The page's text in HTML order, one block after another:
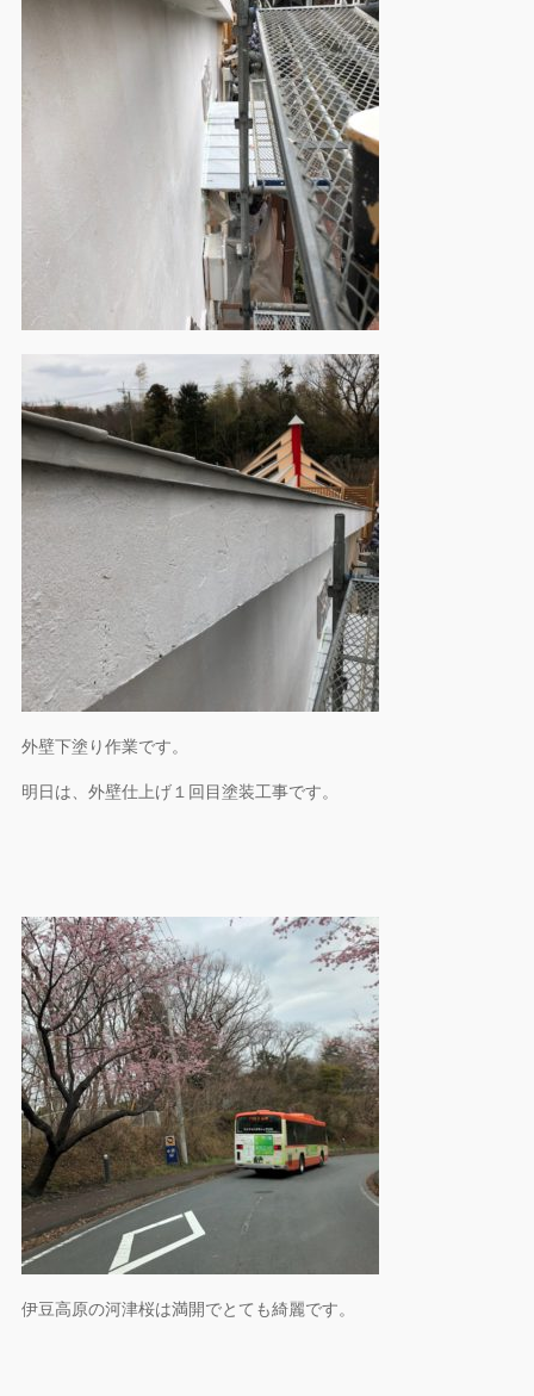
外壁下塗り作業です。
明日は、外壁仕上げ１回目塗装工事です。
伊豆高原の河津桜は満開でとても綺麗です。